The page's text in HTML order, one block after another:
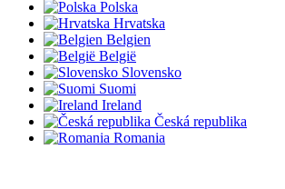
Polska
Hrvatska
Belgien
België
Slovensko
Suomi
Ireland
Česká republika
Romania